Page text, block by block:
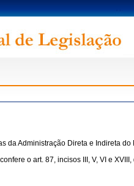
da Administração Direta e Indireta
o art. 87, incisos III, V, VI e